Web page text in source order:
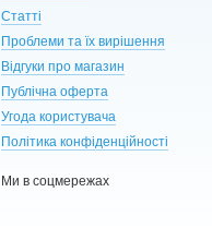
Статті
Проблеми та їх вирішення
Відгуки про магазин
Публічна оферта
Угода користувача
Політика конфіденційності
Ми в соцмережах